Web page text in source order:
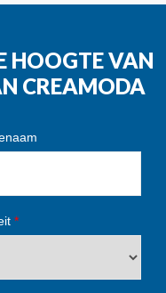
HOOGTE VAN
CREAMODA
*